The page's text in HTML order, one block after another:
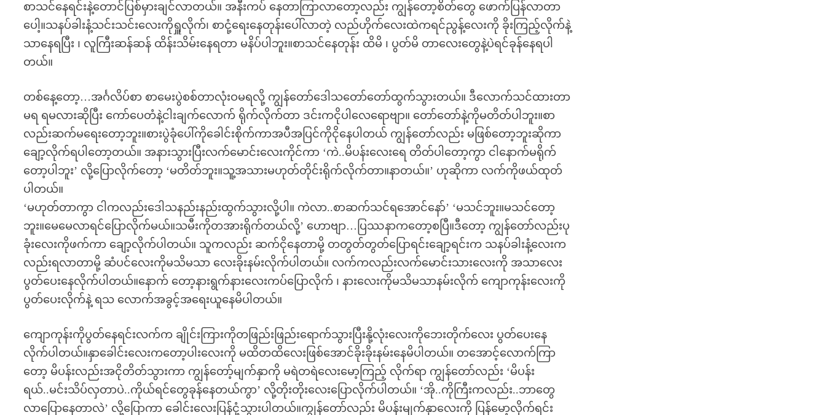
စာသင်နေရင်းနဲ့တောင်ပြစ်မှားချင်လာတယ်။ အနီးကပ် နေတာကြာလာတော့လည်း ကျွန်တော့စိတ်တွေ ဖောက်ပြန်လာတာ
ပေါ့။သနပ်ခါးနံ့သင်းသင်းလေးကိုရှူလိုက်၊ စာငုံ့ရေးနေတုန်းပေါ်လာတဲ့ လည်ဟိုက်လေးထဲကရင်ညွန့်လေးကို ခိုးကြည့်လိုက်နဲ့
သာနေရပြီး ၊ လူကြီးဆန်ဆန် ထိန်းသိမ်းနေရတာ မနိပ်ပါဘူး။စာသင်နေတုန်း ထိမိ ၊ ပွတ်မိ တာလေးတွေနဲ့ပဲရင်ခုန်နေရပါ
တယ်။
တစ်နေ့တော့…အင်္ဂလိပ်စာ စာမေးပွဲစစ်တာလုံးဝမရလို့ ကျွန်တော်ဒေါသတော်တော်ထွက်သွားတယ်။ ဒီလောက်သင်ထားတာ
မရ ရမလားဆိုပြီး ကော်ပေတံနဲ့ငါးချက်လောက် ရိုက်လိုက်တာ ဒင်းကငိုပါလေရောဗျာ။ တော်တော်နဲ့ကိုမတိတ်ပါဘူး။စာ
လည်းဆက်မရေးတော့ဘူး။စားပွဲခုံပေါ်ကိုခေါင်းစိုက်ကာအပီအပြင်ကိုငိုနေပါတယ် ကျွန်တော်လည်း မဖြစ်တော့ဘူးဆိုကာ
ချော့လိုက်ရပါတော့တယ်။ အနားသွားပြီးလက်မောင်းလေးကိုင်ကာ ‘ကဲ..မိပန်းလေးရေ တိတ်ပါတော့ကွာ ငါနောက်မရိုက်
တော့ပါဘူး’ လို့ပြောလိုက်တော့ ‘မတိတ်ဘူး။သူ့အသားမဟုတ်တိုင်းရိုက်လိုက်တာ။နာတယ်။’ ဟုဆိုကာ လက်ကိုဖယ်ထုတ်
ပါတယ်။
‘မဟုတ်တာကွာ ငါကလည်းဒေါသနည်းနည်းထွက်သွားလို့ပါ။ ကဲလာ..စာဆက်သင်ရအောင်နော်’ ‘မသင်ဘူး။မသင်တော့
ဘူး။မေမေလာရင်ပြောလိုက်မယ်။သမီးကိုတအားရိုက်တယ်လို့’ ဟောဗျာ…ပြဿနာကတော့စပြီ။ဒီတော့ ကျွန်တော်လည်းပု
ခုံးလေးကိုဖက်ကာ ချော့လိုက်ပါတယ်။ သူကလည်း ဆက်ငိုနေတာမို့ တတွတ်တွတ်ပြောရင်းချော့ရင်းက သနပ်ခါးနံ့လေးက
လည်းရလာတာမို့ ဆံပင်လေးကိုမသိမသာ လေးခိုးနမ်းလိုက်ပါတယ်။ လက်ကလည်းလက်မောင်းသားလေးကို အသာလေး
ပွတ်ပေးနေလိုက်ပါတယ်။နောက် တော့နားရွက်နားလေးကပ်ပြောလိုက် ၊ နားလေးကိုမသိမသာနမ်းလိုက် ကျောကုန်းလေးကို
ပွတ်ပေးလိုက်နဲ့ ရသ လောက်အခွင့်အရေးယူနေမိပါတယ်။
ကျောကုန်းကိုပွတ်နေရင်းလက်က ချိုင်းကြားကိုတဖြည်းဖြည်းရောက်သွားပြီးနို့လုံးလေးကိုဘေးတိုက်လေး ပွတ်ပေးနေ
လိုက်ပါတယ်။နှာခေါင်းလေးကတော့ပါးလေးကို မထိတထိလေးဖြစ်အောင်ခိုးခိုးနမ်းနေမိပါတယ်။ တအောင့်လောက်ကြာ
တော့ မိပန်းလည်းအငိုတိတ်သွားကာ ကျွန်တော့်မျက်နှာကို မရဲတရဲလေးမော့ကြည့် လိုက်ရာ ကျွန်တော်လည်း ‘မိပန်း
ရယ်..မင်းသိပ်လှတာပဲ..ကိုယ်ရင်တွေခုန်နေတယ်ကွာ’ လို့တိုးတိုးလေးပြောလိုက်ပါတယ်။ ‘အို..ကိုကြီးကလည်း..ဘာတွေ
လာပြောနေတာလဲ’ လို့ပြောကာ ခေါင်းလေးပြန်ငုံ့သွားပါတယ်။ကျွန်တော်လည်း မိပန်းမျက်နှာလေးကို ပြန်မော့လိုက်ရင်း